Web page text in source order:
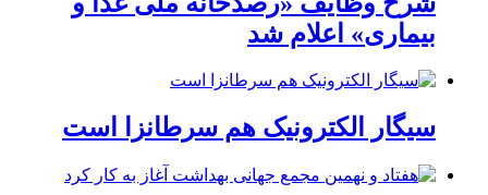
بیماری» اعلام شد
سیگار الکترونیک هم سرطانزا است